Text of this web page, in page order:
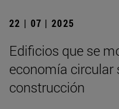
22 | 07 | 2025
Edificios que se
economía circular
construcción